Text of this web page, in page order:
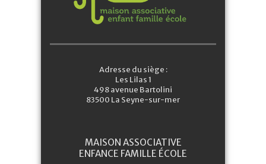
Adresse du siège :
Les Lilas 1
498 avenue Bartolini
83500 La Seyne-sur-mer
MAISON ASSOCIATIVE
ENFANCE FAMILLE ÉCOLE